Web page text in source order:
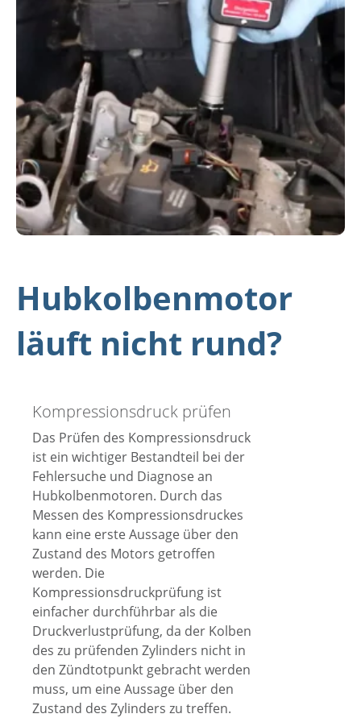
Hubkolbenmotor
läuft nicht rund?
Kompressionsdruck prüfen
Das Prüfen des Kompressionsdruck
ist ein wichtiger Bestandteil bei der
Fehlersuche und Diagnose an
Hubkolbenmotoren. Durch das
Messen des Kompressionsdruckes
kann eine erste Aussage über den
Zustand des Motors getroffen
werden. Die
Kompressionsdruckprüfung ist
einfacher durchführbar als die
Druckverlustprüfung, da der Kolben
des zu prüfenden Zylinders nicht in
den Zündtotpunkt gebracht werden
muss, um eine Aussage über den
Zustand des Zylinders zu treffen.